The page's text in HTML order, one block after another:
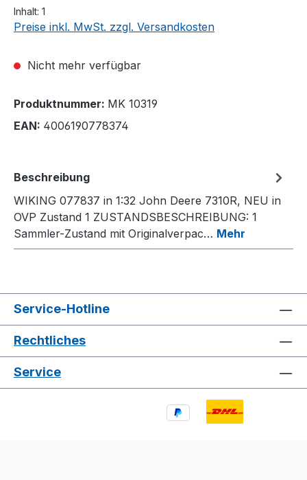
Inhalt: 1
Preise inkl. MwSt. zzgl. Versandkosten
Nicht mehr verfügbar
Produktnummer: MK 10319
EAN: 4006190778374
Beschreibung
WIKING 077837 in 1:32 John Deere 7310R, NEU in
OVP Zustand 1 ZUSTANDSBESCHREIBUNG: 1
Sammler-Zustand mit Originalverpac… Mehr
Service-Hotline
Rechtliches
Service